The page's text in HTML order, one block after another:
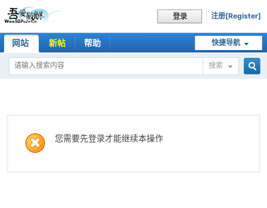
登录 注册[Register]
快捷导航
网站 新帖 帮助
搜索
您需要先登录才能继续本操作